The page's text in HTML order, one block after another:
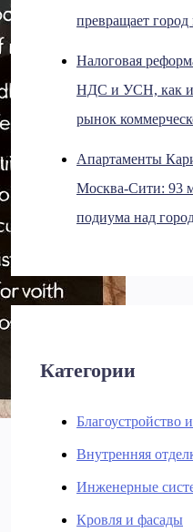
превращает
Налоговая
НДС и УСН, как
рынок
Апартаменты
Москва-Сити: 93
подиума над
Категории
Благоустройство
Внутренняя
Инженерные
Кровля и фасады